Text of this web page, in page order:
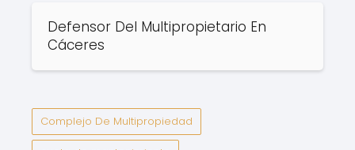
Defensor Del Multipropietario En
Cáceres
Complejo De Multipropiedad